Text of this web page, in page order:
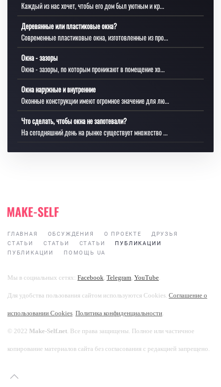
Каждый из нас хочет, чтобы его дом был уютным и кр...
Деревянные или пластиковые окна?
Современные пластиковые окна, изготовленные из про...
Окна - зазоры
Окна - зазоры, по которым проникают в помещение хо...
Окна наружные и внутренние
Оконные конструкции имеют огромное значение для лю...
Что сделать, чтобы окна не запотевали?
На сегодняшний день на рынке существует множество ...
ГЛАВНАЯ ОБСУЖДЕНИЯ О ПРОЕКТЕ
ДРУЗЬЯ
СТАТЬИ
СТАТЬИ СТАТЬИ
ПУБЛИКАЦИИ
ПУБЛИКАЦИИ
ПОМОЩЬ UA
Мы в социальных сетях: Facebook, Telegram, YouTube.
Для удобства пользования сайтом используются Cookies. Соглашение о
использовании Cookies. Политика конфиденциальности.
© 2022 Make-Self.net. Все права защищены. Полное или частичное
копирование материалов сайта без согласования с редакцией запрещено.